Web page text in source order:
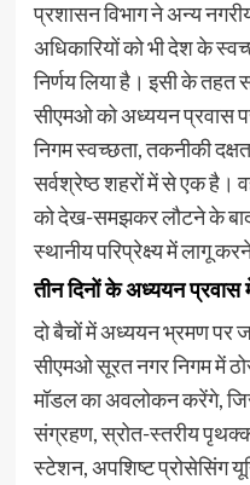
प्रशासन विभाग ने अन्य
अधिकारियों को भी देश के
निर्णय लिया है। इसी के तहत
सीएमओ को अध्ययन प्रवास
निगम स्वच्छता, तकनीकी
सर्वश्रेष्ठ शहरों में से एक है।
को देख-समझकर लौटने के बाद
स्थानीय परिप्रेक्ष्य में लागू
तीन दिनों के अध्ययन
दो बैचों में अध्ययन भ्रमण पर
सीएमओ सूरत नगर निगम में
मॉडल का अवलोकन करेंगे,
संग्रहण, स्रोत-स्तरीय
स्टेशन, अपशिष्ट प्रोसेसिंग